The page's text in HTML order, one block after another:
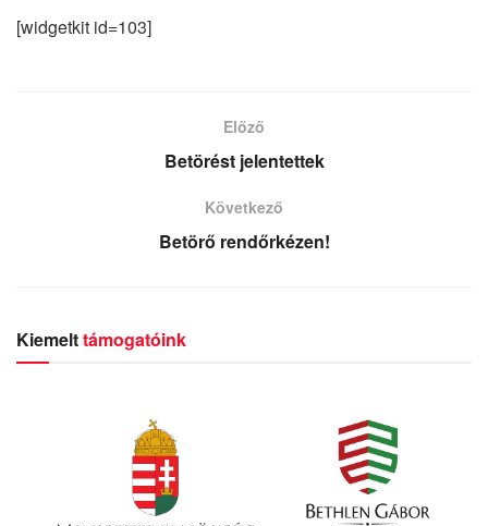
[widgetkit id=103]
Előző
Betörést jelentettek
Következő
Betörő rendőrkézen!
Kiemelttámogatóink